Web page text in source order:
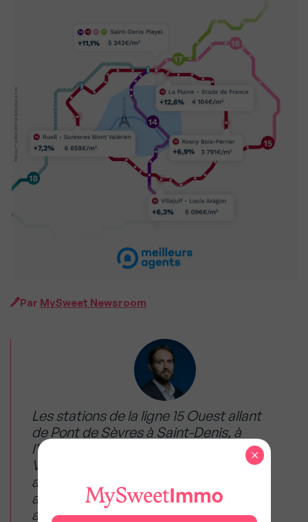
Par MySweet Newsroom
Les stations de la ligne 15 Ouest allant
de Pont de Sèvres à Saint-Denis, à
l’instar de Rueil-Suresnes Mont-
Valérien, ont enregistré une
augmentation de 32,4% en moyenne
au cours des cinq années écoulées,
avec un prix moyen de 6 858€/m2.
×